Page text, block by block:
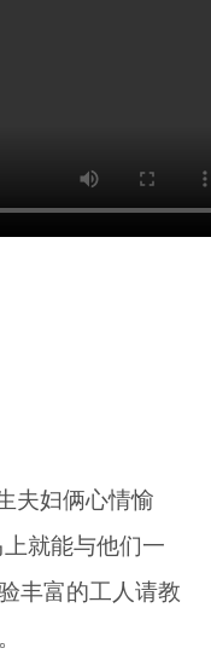
妇俩心情愉
就能与他们一
丰富的工人请教